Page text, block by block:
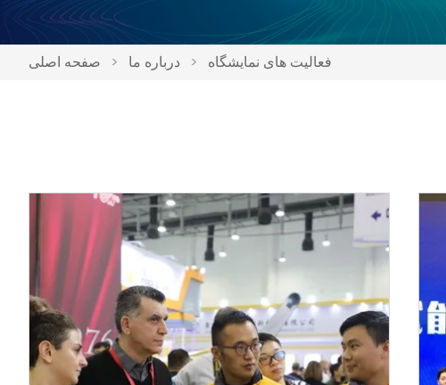
صفحه اصلی > درباره ما > فعالیت های نمایشگاه